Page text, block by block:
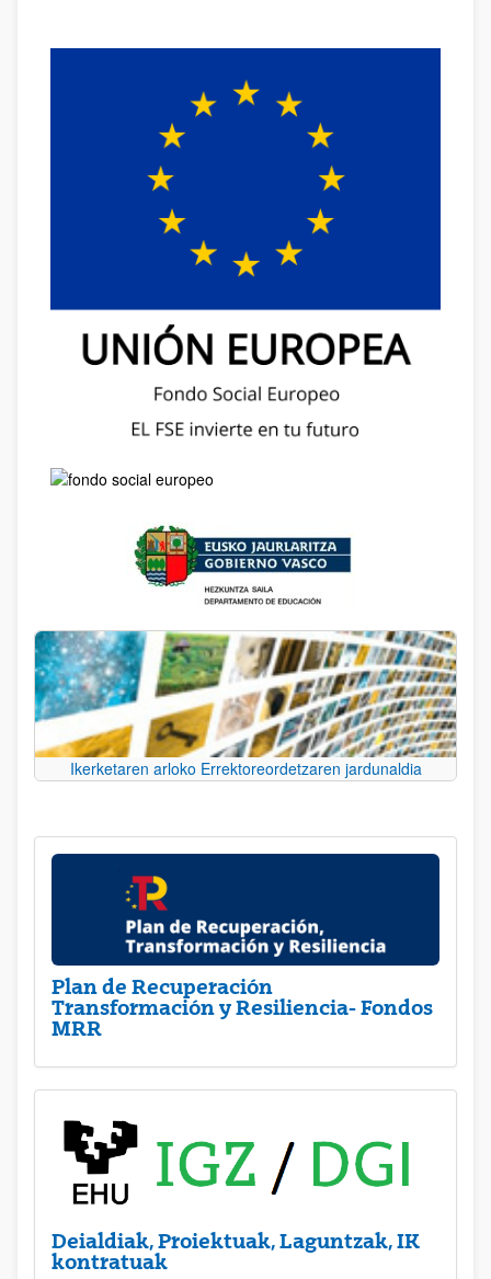
Ikerketaren arloko Errektoreordetzaren jardunaldia
Plan de Recuperación
Transformación y Resiliencia- Fondos
MRR
Deialdiak, Proiektuak, Laguntzak, IK
kontratuak